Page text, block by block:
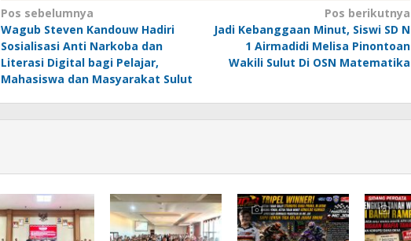
Navigasi
pos
Pos sebelumnya
Wagub Steven Kandouw Hadiri
Sosialisasi Anti Narkoba dan
Literasi Digital bagi Pelajar,
Mahasiswa dan Masyarakat Sulut
Pos berikutnya
Jadi Kebanggaan Minut, Siswi SD N
1 Airmadidi Melisa Pinontoan
Wakili Sulut Di OSN Matematika